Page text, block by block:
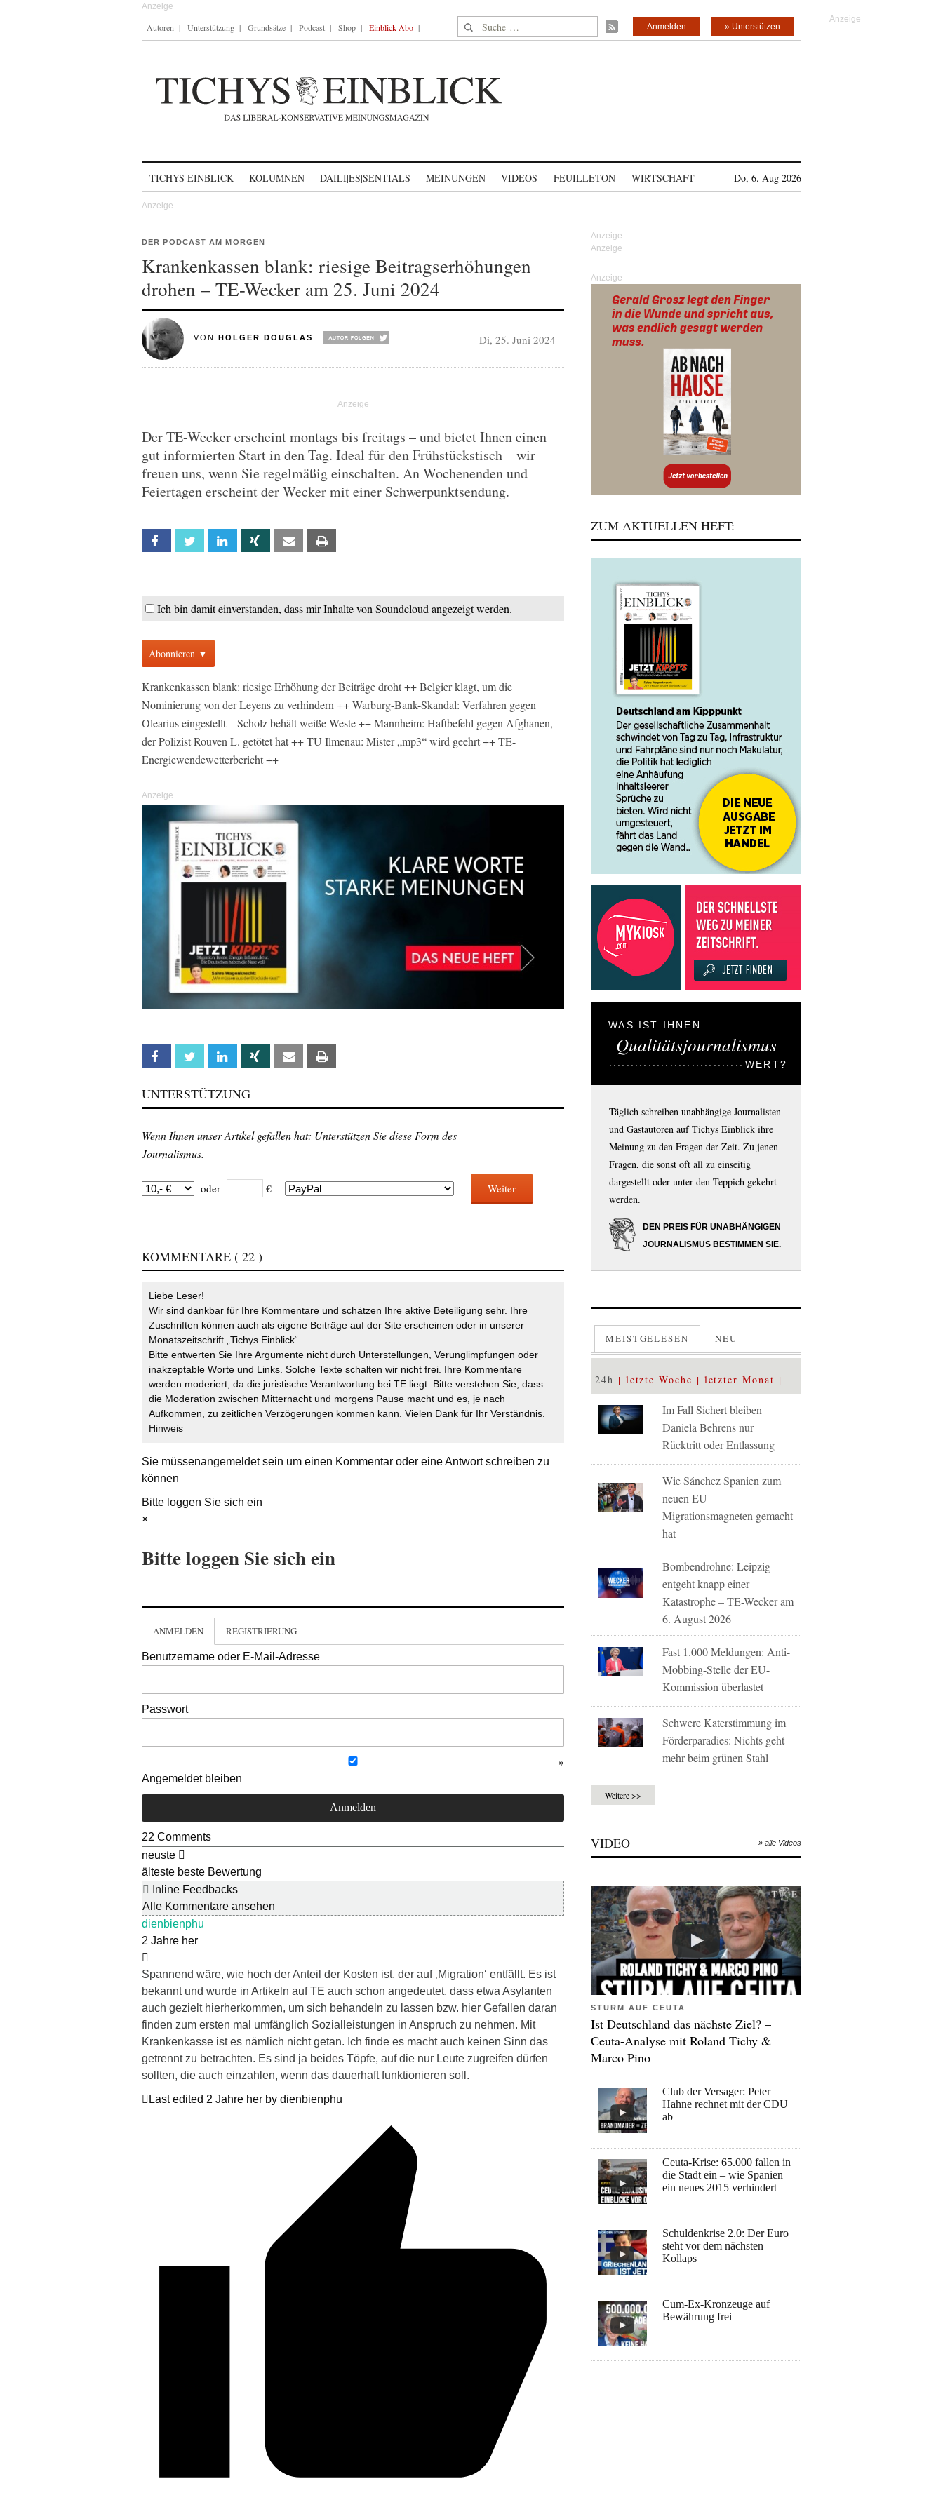
Autoren Unterstützung Grundsätze Podcast Shop Einblick-Abo Suche nach: » Unterstützen
Anmelden
TICHYS EINBLICK KOLUMNEN DAILI|ES|SENTIALS MEINUNGEN VIDEOS FEUILLETON WIRTSCHAFT Do, 6. Aug 2026
DER PODCAST AM MORGEN
Krankenkassen blank: riesige Beitragserhöhungen
drohen – TE-Wecker am 25. Juni 2024
VON HOLGER DOUGLAS Di, 25. Juni 2024
Der TE-Wecker erscheint montags bis freitags – und bietet Ihnen einen
gut informierten Start in den Tag. Ideal für den Frühstückstisch – wir
freuen uns, wenn Sie regelmäßig einschalten. An Wochenenden und
Feiertagen erscheint der Wecker mit einer Schwerpunktsendung.
Facebook Twitter Linkedin Xing Email
Ich bin damit einverstanden, dass mir Inhalte von Soundcloud angezeigt werden.
Abonnieren ▼
Krankenkassen blank: riesige Erhöhung der Beiträge droht ++ Belgier klagt, um die
Nominierung von der Leyens zu verhindern ++ Warburg-Bank-Skandal: Verfahren gegen
Olearius eingestellt – Scholz behält weiße Weste ++ Mannheim: Haftbefehl gegen Afghanen,
der Polizist Rouven L. getötet hat ++ TU Ilmenau: Mister „mp3“ wird geehrt ++ TE-
Energiewendewetterbericht ++
Anzeige
Facebook Twitter Linkedin Xing Email
UNTERSTÜTZUNG
Wenn Ihnen unser Artikel gefallen hat: Unterstützen Sie diese Form des
Journalismus.
oder € Weiter
KOMMENTARE ( 22 )
Liebe Leser!
Wir sind dankbar für Ihre Kommentare und schätzen Ihre aktive Beteiligung sehr. Ihre
Zuschriften können auch als eigene Beiträge auf der Site erscheinen oder in unserer
Monatszeitschrift „Tichys Einblick“.
Bitte entwerten Sie Ihre Argumente nicht durch Unterstellungen, Verunglimpfungen oder
inakzeptable Worte und Links. Solche Texte schalten wir nicht frei. Ihre Kommentare
werden moderiert, da die juristische Verantwortung bei TE liegt. Bitte verstehen Sie, dass
die Moderation zwischen Mitternacht und morgens Pause macht und es, je nach
Aufkommen, zu zeitlichen Verzögerungen kommen kann. Vielen Dank für Ihr Verständnis.
Hinweis
Sie müssenangemeldetsein um einen Kommentar oder eine Antwort schreiben zu
können
Bitte loggen Sie sich ein
×
Bitte loggen Sie sich ein
ANMELDEN REGISTRIERUNG
Benutzername oder E-Mail-Adresse
Passwort
Angemeldet bleiben
22 Comments
neuste
älteste beste Bewertung
Inline Feedbacks
Alle Kommentare ansehen
dienbienphu
2 Jahre her
Spannend wäre, wie hoch der Anteil der Kosten ist, der auf ‚Migration‘ entfällt. Es ist
bekannt und wurde in Artikeln auf TE auch schon angedeutet, dass etwa Asylanten
auch gezielt hierherkommen, um sich behandeln zu lassen bzw. hier Gefallen daran
finden zum ersten mal umfänglich Sozialleistungen in Anspruch zu nehmen. Mit
Krankenkasse ist es nämlich nicht getan. Ich finde es macht auch keinen Sinn das
getrennt zu betrachten. Es sind ja beides Töpfe, auf die nur Leute zugreifen dürfen
sollten, die auch einzahlen, wenn das dauerhaft funktionieren soll.
Last edited 2 Jahre her by dienbienphu
Anzeige
ZUM AKTUELLEN HEFT:
WAS IST IHNEN
Qualitätsjournalismus
WERT?
Täglich schreiben unabhängige Journalisten
und Gastautoren auf Tichys Einblick ihre
Meinung zu den Fragen der Zeit. Zu jenen
Fragen, die sonst oft all zu einseitig
dargestellt oder unter den Teppich gekehrt
werden.
DEN PREIS FÜR UNABHÄNGIGEN
JOURNALISMUS BESTIMMEN SIE.
MEISTGELESEN NEU
24h letzte Woche letzter Monat
Im Fall Sichert bleiben
Daniela Behrens nur
Rücktritt oder Entlassung
Wie Sánchez Spanien zum
neuen EU-
Migrationsmagneten gemacht
hat
Bombendrohne: Leipzig
entgeht knapp einer
Katastrophe – TE-Wecker am
6. August 2026
Fast 1.000 Meldungen: Anti-
Mobbing-Stelle der EU-
Kommission überlastet
Schwere Katerstimmung im
Förderparadies: Nichts geht
mehr beim grünen Stahl
Weitere >>
VIDEO » alle Videos
STURM AUF CEUTA
Ist Deutschland das nächste Ziel? –
Ceuta-Analyse mit Roland Tichy &
Marco Pino
Club der Versager: Peter
Hahne rechnet mit der CDU
ab
Ceuta-Krise: 65.000 fallen in
die Stadt ein – wie Spanien
ein neues 2015 verhindert
Schuldenkrise 2.0: Der Euro
steht vor dem nächsten
Kollaps
Cum-Ex-Kronzeuge auf
Bewährung frei